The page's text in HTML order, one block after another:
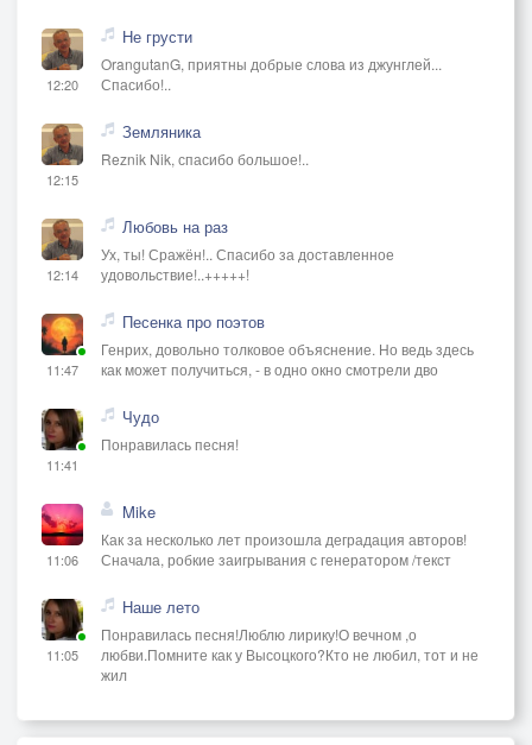
12:20
Не грусти
OrangutanG, приятны добрые слова из джунглей...
Спасибо!..
12:15
Земляника
Reznik Nik, спасибо большое!..
12:14
Любовь на раз
Ух, ты! Сражён!.. Спасибо за доставленное
удовольствие!..+++++!
11:47
Песенка про поэтов
Генрих, довольно толковое объяснение. Но ведь здесь
как может получиться, - в одно окно смотрели дво
11:41
Чудо
Понравилась песня!
11:06
Mike
Как за несколько лет произошла деградация авторов!
Сначала, робкие заигрывания с генератором /текст
11:05
Наше лето
Понравилась песня!Люблю лирику!О вечном ,о
любви.Помните как у Высоцкого?Кто не любил, тот и не
жил